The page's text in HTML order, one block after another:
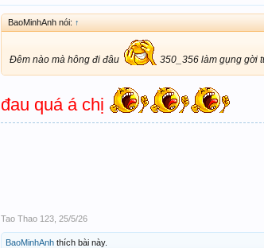
BaoMinhAnh nói: ↑
Đêm nào mà hông đi đâu 350_356 làm gụng gời
đau quá á chị
Tao Thao 123 25/5/26
BaoMinhAnh thích bài này.